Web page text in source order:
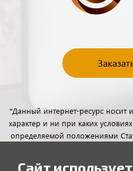
*Данный интернет-ресурс
характер и ни при каких
определяемой положениями
Сайт